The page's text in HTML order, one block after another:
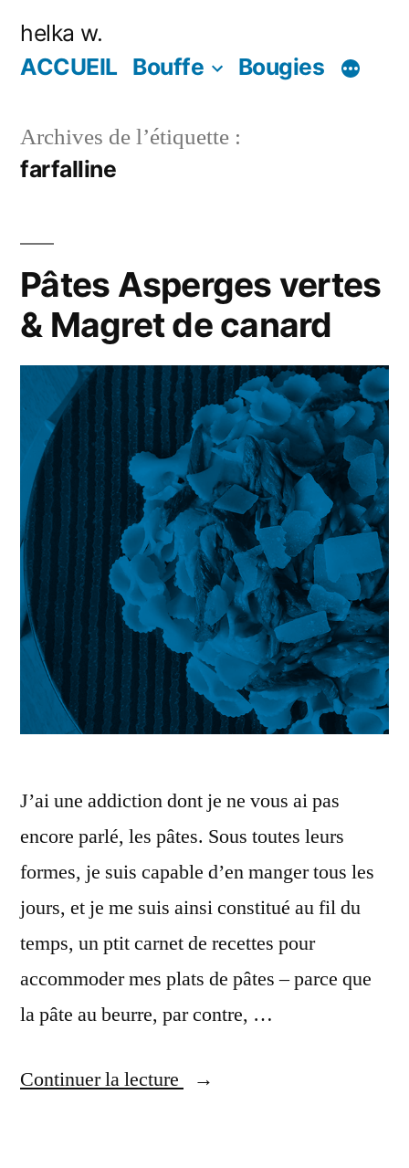
helka w.
ACCUEIL Bouffe Bougies
Archives de l’étiquette :
farfalline
Pâtes Asperges vertes
& Magret de canard
J’ai une addiction dont je ne vous ai pas
encore parlé, les pâtes. Sous toutes leurs
formes, je suis capable d’en manger tous les
jours, et je me suis ainsi constitué au fil du
temps, un ptit carnet de recettes pour
accommoder mes plats de pâtes – parce que
la pâte au beurre, par contre, …
Continuer la lecture
« Pâtes